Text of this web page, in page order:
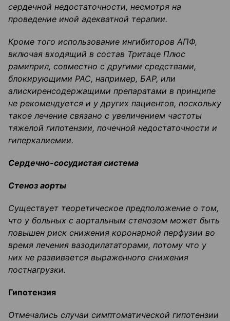
сердечной недостаточности, несмотря на
проведение иной адекватной терапии.
Кроме того использование ингибиторов АПФ,
включая входящий в состав Тритаце Плюс
рамиприл, совместно с другими средствами,
блокирующими РАС, например, БАР, или
алискиренсодержащими препаратами в принципе
не рекомендуется и у других пациентов, поскольку
такое лечение связано с увеличением частоты
тяжелой гипотензии, почечной недостаточности и
гиперкалиемии.
Сердечно-сосудистая система
Стеноз аорты
Существует теоретическое предположение о том,
что у больных с аортальным стенозом может быть
повышен риск снижения коронарной перфузии во
время лечения вазодилататорами, потому что у
них не развивается выраженного снижения
постнагрузки.
Гипотензия
Отмечались случаи симптоматической гипотензии